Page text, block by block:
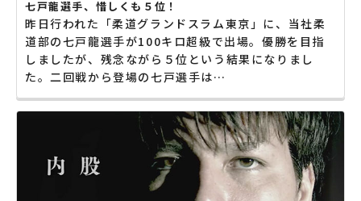
七戸龍選手、惜しくも５位！
昨日行われた「柔道グランドスラム東京」に、当社柔
道部の七戸龍選手が100キロ超級で出場。優勝を目指
しましたが、残念ながら５位という結果になりまし
た。二回戦から登場の七戸選手は…